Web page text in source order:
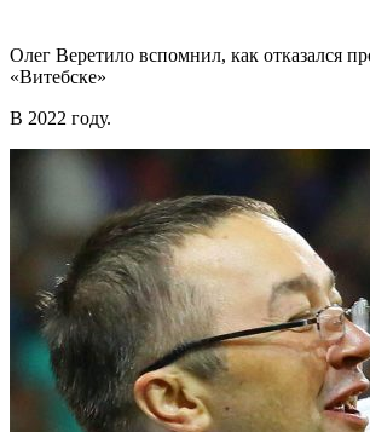
Олег Веретило вспомнил, как отказался
«Витебске»
В 2022 году.